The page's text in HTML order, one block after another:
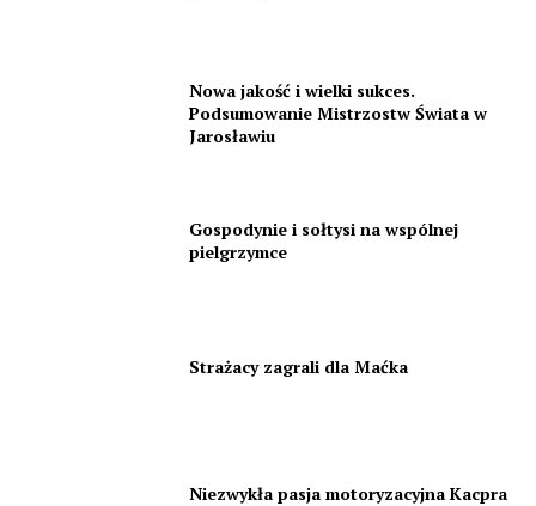
Nowa jakość i wielki sukces.
Podsumowanie Mistrzostw Świata w
Jarosławiu
Gospodynie i sołtysi na wspólnej
pielgrzymce
Strażacy zagrali dla Maćka
Niezwykła pasja motoryzacyjna Kacpra